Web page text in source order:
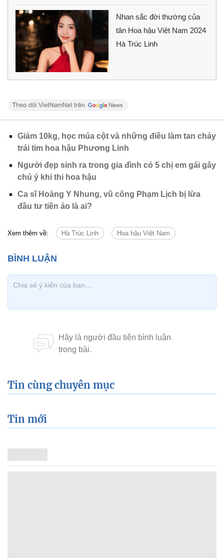
Nhan sắc đời thường của
tân Hoa hậu Việt Nam 2024
Hà Trúc Linh
Giảm 10kg, học múa cột và những điều làm tan chảy
trái tim hoa hậu Phương Linh
Người đẹp sinh ra trong gia đình có 5 chị em gái gây
chú ý khi thi hoa hậu
Ca sĩ Hoàng Y Nhung, vũ công Phạm Lịch bị lừa
đầu tư tiền ảo là ai?
Xem thêm về: Hà Trúc Linh Hoa hậu Việt Nam
Tin cùng chuyên mục
Tin mới